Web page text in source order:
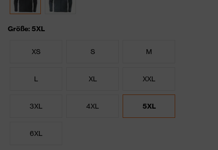
Größe: 5XL
XS S M
L XL XXL
3XL 4XL 5XL
6XL